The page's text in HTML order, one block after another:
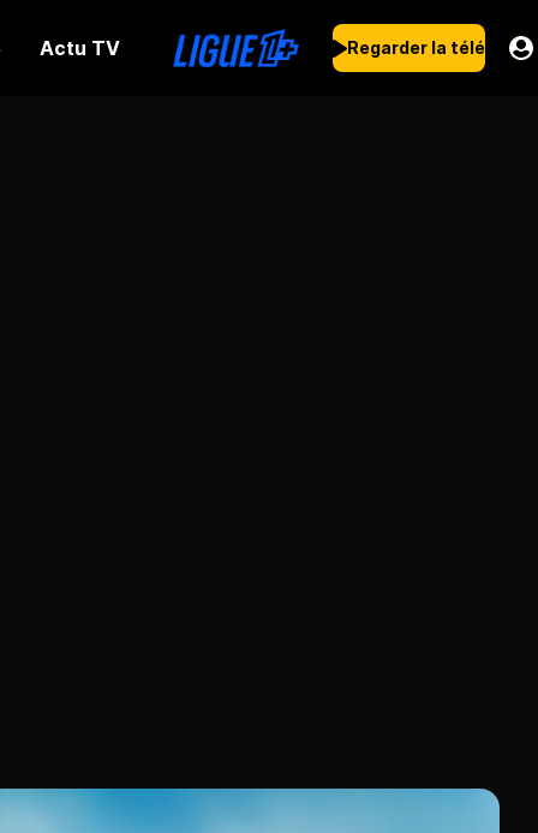
Actu TV Regarder la télé